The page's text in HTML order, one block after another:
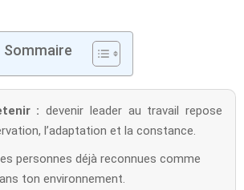
Sommaire
: devenir leader au travail repose
l’adaptation et la constance.
personnes déjà reconnues comme
ton environnement.